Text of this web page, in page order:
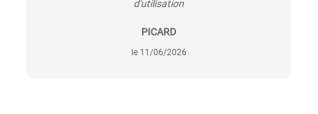
d'utilisation
PICARD
le 11/06/2026